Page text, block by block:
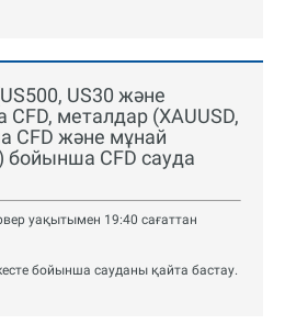
US30 және
металдар (XAUUSD,
CFD және мұнай
бойынша CFD сауда
уақытымен 19:40 сағаттан
бойынша сауданы қайта бастау.